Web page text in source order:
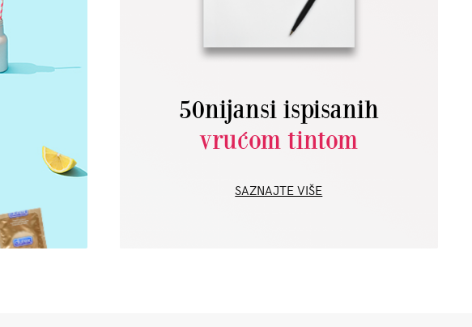
50nijansi ispisanih
vrućom tintom
SAZNAJTE VIŠE